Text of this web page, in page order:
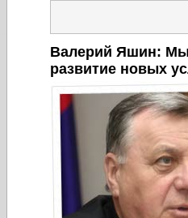
Валерий Яшин: Мы
развитие новых